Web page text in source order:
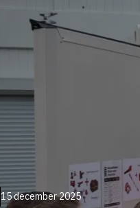
15 december 2025